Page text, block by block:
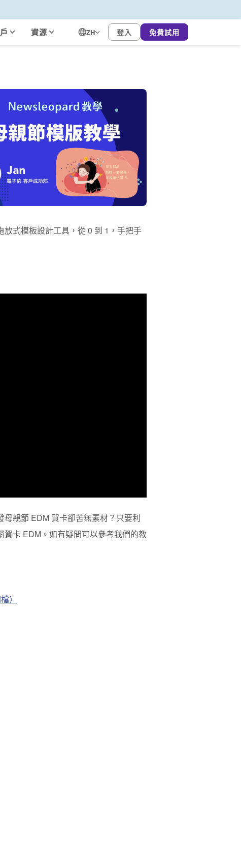
資源 ZH 登入 免費試用
式模板設計工具，從 0 到 1，手把手
親節 EDM 賀卡卻苦無素材？只要利
卡 EDM。如有疑問可以參考我們的教
）